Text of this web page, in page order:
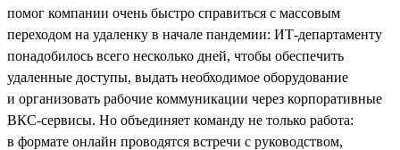
помог компании очень быстро справиться с массовым
переходом на удаленку в начале пандемии: ИТ-департаменту
понадобилось всего несколько дней, чтобы обеспечить
удаленные доступы, выдать необходимое оборудование
и организовать рабочие коммуникации через корпоративные
ВКС-сервисы. Но объединяет команду не только работа:
в формате онлайн проводятся встречи с руководством,